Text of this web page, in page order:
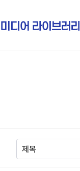
미디어 라이브러리